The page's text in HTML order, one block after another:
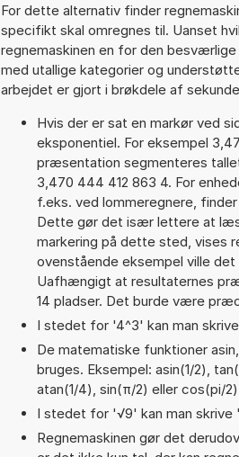
For dette alternativ finder
specifikt skal omregnes til. Uanset
regnemaskinen en for den
med utallige kategorier og
arbejdet er gjort i brøkdele af
Hvis der er sat en markør ved
eksponentiel. For eksempel
præsentation segmenteres
3,470 444 412 863 4. For
f.eks. ved lommeregnere,
Dette gør det især lettere at
markering på dette sted, vises
ovenstående eksempel ville
Uafhængigt at resultaternes
14 pladser. Det burde være
I stedet for '4^3' kan man
De matematiske funktioner
bruges. Eksempel: asin(1/2),
atan(1/4), sin(π/2) eller cos(pi/2)
I stedet for '√9' kan man skrive
Regnemaskinen gør det